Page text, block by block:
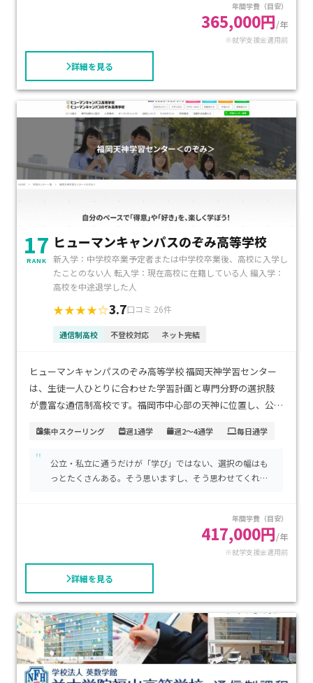
年間学費（目安）
365,000円/年
※就学支援金適用前
詳細を見る
17
RANK
ヒューマンキャンパスのぞみ高等学校
新入学：中学校卒業予定者または中学校卒業後、高校に入学し
たことのない人 転入学：現在高校に在籍している人 編入学：
高校を中途退学した人
★★★★☆3.7口コミ 26件
通信制高校 不登校対応 ネット完結
ヒューマンキャンパスのぞみ高等学校 福岡天神学習センター
は、生徒一人ひとりに合わせた学習計画と専門分野の選択肢
が豊富な通信制高校です。福岡市中心部の天神に位置し、公共
のも魅力です。学費は通信制高校として適正で、家庭の経済的
負担を抑えながら質の高い教育が受けられます。自分のペース
で学びたい方、専門的なスキルや資格取得を目指す方、不登
集中スクーリング 週1通学 週2～4通学 毎日通学
"
公立・私立に通うだけが「学び」ではない、選択の幅はも
っとたくさんある。そう思いますし、そう思わせてくれる
年間学費（目安）
417,000円/年
※就学支援金適用前
詳細を見る